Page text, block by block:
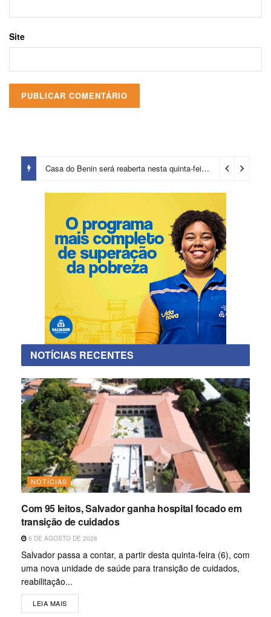
Site
Casa do Benin será reaberta nesta quinta-feira (6) 15 horas ago
NOTÍCIAS RECENTES
NOTÍCIAS
Com 95 leitos, Salvador ganha hospital focado em
transição de cuidados
6 DE AGOSTO DE 2026
Salvador passa a contar, a partir desta quinta-feira (6), com
uma nova unidade de saúde para transição de cuidados,
reabilitação...
LEIA MAIS